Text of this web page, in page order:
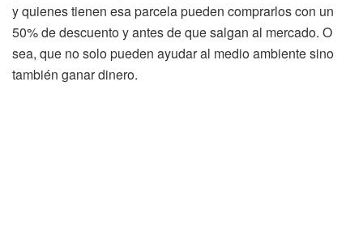
y quienes tienen esa parcela pueden comprarlos con un
50% de descuento y antes de que salgan al mercado. O
sea, que no solo pueden ayudar al medio ambiente sino
también ganar dinero.